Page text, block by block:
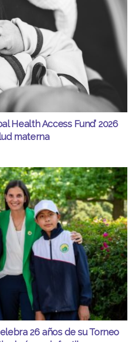
Health Access Fund’ 2026
materna
26 años de su Torneo